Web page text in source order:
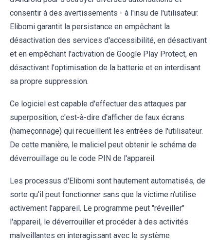
consentir à des avertissements - à l'insu de l'utilisateur.
Elibomi garantit la persistance en empêchant la
désactivation des services d'accessibilité, en désactivant
et en empêchant l'activation de Google Play Protect, en
désactivant l'optimisation de la batterie et en interdisant
sa propre suppression.
Ce logiciel est capable d'effectuer des attaques par
superposition, c'est-à-dire d'afficher de faux écrans
(hameçonnage) qui recueillent les entrées de l'utilisateur.
De cette manière, le maliciel peut obtenir le schéma de
déverrouillage ou le code PIN de l'appareil.
Les processus d'Elibomi sont hautement automatisés, de
sorte qu'il peut fonctionner sans que la victime n'utilise
activement l'appareil. Le programme peut "réveiller"
l'appareil, le déverrouiller et procéder à des activités
malveillantes en interagissant avec le système